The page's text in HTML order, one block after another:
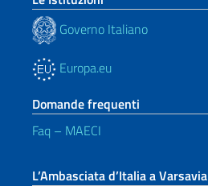
Governo Italiano
Europa.eu
Domande frequenti
Faq – MAECI
L’Ambasciata d’Italia a Varsavia